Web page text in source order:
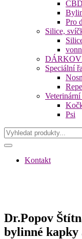
Pro
Silice,
Speciální
Veterinární
Psi
Kontakt
Dr.Popov
bylinné kapky